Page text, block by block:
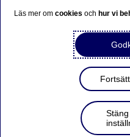
Nordea Bank
av egna aktier
25.03.2022
Läs mer omcookiesoch hur vi
Stäng